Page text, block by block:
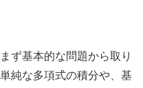
ず基本的な問題から取り
純な多項式の積分や、基